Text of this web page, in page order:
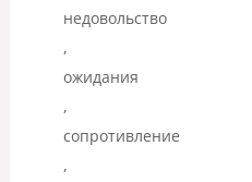
недовольство
,
ожидания
,
сопротивление
,